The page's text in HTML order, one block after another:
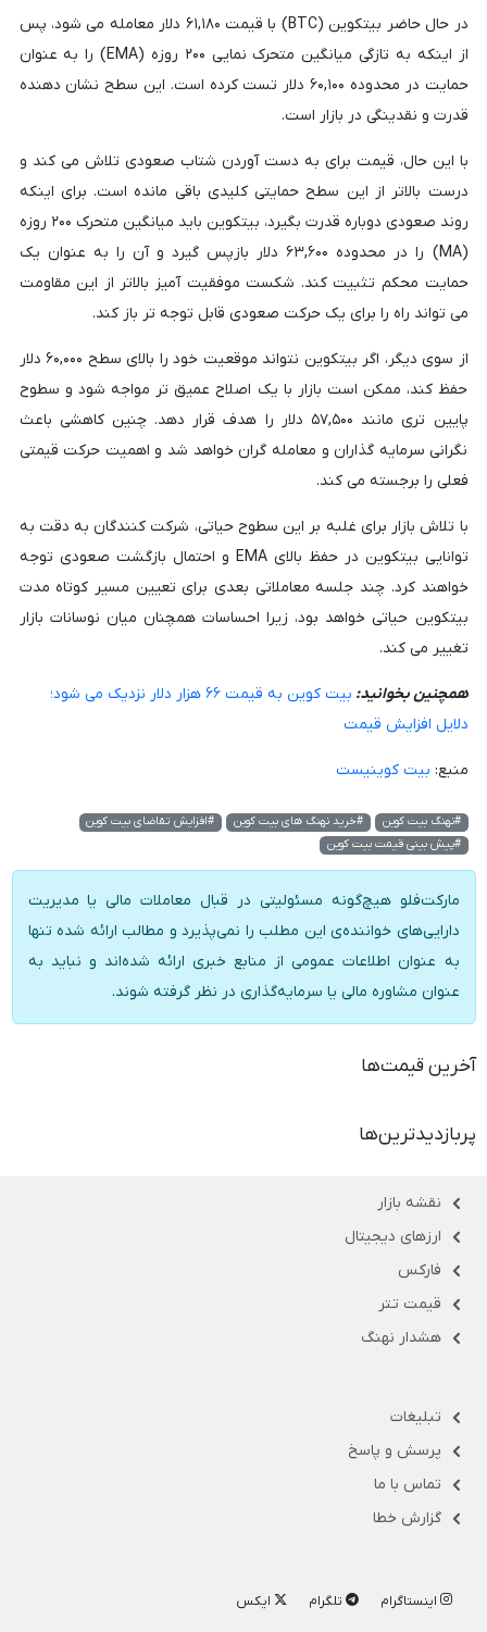
در حال حاضر بیتکوین (BTC) با قیمت ۶۱,۱۸۰ دلار معامله می شود، پس
از اینکه به تازگی میانگین متحرک نمایی ۲۰۰ روزه (EMA) را به عنوان
حمایت در محدوده ۶۰,۱۰۰ دلار تست کرده است. این سطح نشان دهنده
قدرت و نقدینگی در بازار است.
با این حال، قیمت برای به دست آوردن شتاب صعودی تلاش می کند و
درست بالاتر از این سطح حمایتی کلیدی باقی مانده است. برای اینکه
روند صعودی دوباره قدرت بگیرد، بیتکوین باید میانگین متحرک ۲۰۰ روزه
(MA) را در محدوده ۶۳,۶۰۰ دلار بازپس گیرد و آن را به عنوان یک
حمایت محکم تثبیت کند. شکست موفقیت آمیز بالاتر از این مقاومت
می تواند راه را برای یک حرکت صعودی قابل توجه تر باز کند.
از سوی دیگر، اگر بیتکوین نتواند موقعیت خود را بالای سطح ۶۰,۰۰۰ دلار
حفظ کند، ممکن است بازار با یک اصلاح عمیق تر مواجه شود و سطوح
پایین تری مانند ۵۷,۵۰۰ دلار را هدف قرار دهد. چنین کاهشی باعث
نگرانی سرمایه گذاران و معامله گران خواهد شد و اهمیت حرکت قیمتی
فعلی را برجسته می کند.
با تلاش بازار برای غلبه بر این سطوح حیاتی، شرکت کنندگان به دقت به
توانایی بیتکوین در حفظ بالای EMA و احتمال بازگشت صعودی توجه
خواهند کرد. چند جلسه معاملاتی بعدی برای تعیین مسیر کوتاه مدت
بیتکوین حیاتی خواهد بود، زیرا احساسات همچنان میان نوسانات بازار
تغییر می کند.
همچنین بخوانید:
بیت کوین به قیمت ۶۶ هزار دلار نزدیک می شود؛
دلایل افزایش قیمت
منبع: بیت کوینیست
#نهنگ بیت کوین #خرید نهنگ های بیت کوین
#افزایش تقاضای بیت کوین
#پیش بینی قیمت بیت کوین
مارکت‌فلو هیچ‌گونه مسئولیتی در قبال معاملات مالی یا مدیریت
دارایی‌های خواننده‌ی این مطلب را نمی‌پذیرد و مطالب ارائه شده تنها
به عنوان اطلاعات عمومی از منابع خبری ارائه شده‌اند و نباید به
عنوان مشاوره مالی یا سرمایه‌گذاری در نظر گرفته شوند.
آخرین قیمت‌ها
پربازدیدترین‌ها
نقشه بازار
ارزهای دیجیتال
فارکس
قیمت تتر
هشدار نهنگ
تبلیغات
پرسش و پاسخ
تماس با ما
گزارش خطا
اینستاگرام تلگرام ایکس